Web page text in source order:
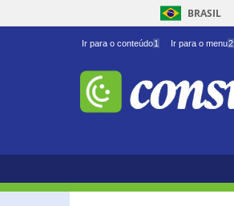
BRASIL
Ir para o conteúdo1 Ir para o menu2